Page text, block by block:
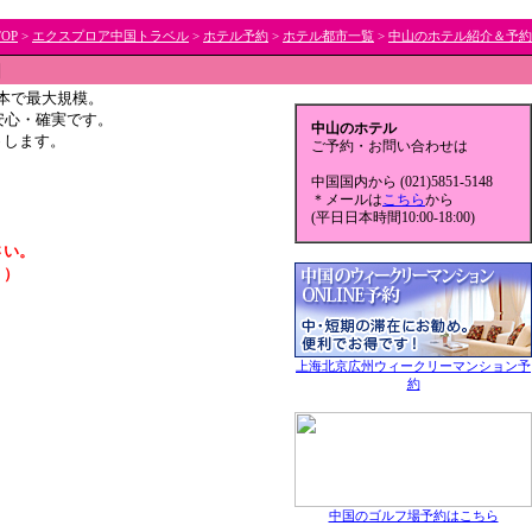
> エクスプロア中国トラベル > ホテル予約 > ホテル都市一覧 > 中山のホテル紹介＆予約
最大規模。
・確実です。
ます。
。
中山のホテル
ご予約・お問い合わせは
中国国内から (021)5851-5148
＊メールはこちらから
(平日日本時間10:00-18:00)
上海北京広州ウィークリーマンション予
約
中国のゴルフ場予約はこちら